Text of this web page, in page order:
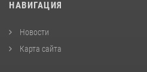
НАВИГАЦИЯ
Новости
Карта сайта